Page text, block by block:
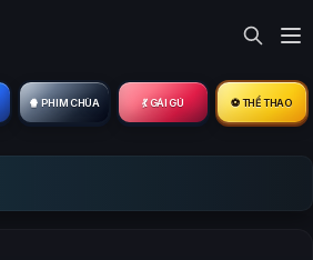
🍿 PHIM CHÙA 💃 GÁI GÚ ⚽ THỂ THAO